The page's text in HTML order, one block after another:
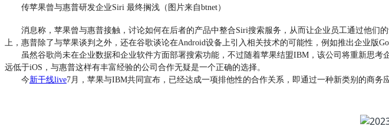
传苹果曾与惠普研发企业Siri 最终搁浅（图片来自btnet）
消息称，苹果曾与惠普接触，讨论如何在后者的产品中整合Siri搜索服务，从而让企业员工通过他们
上，惠普除了与苹果谈判之外，还在谷歌谈论在Android设备上引入相关技术的可能性，例如推出企业版
虽然谷歌尚未在企业数据和企业软件方面部署搜索功能，不过随着苹果结盟IBM，该公司将重新思考
远低于iOS，与惠普这样有丰富经验的公司合作无疑是一个正确的选择。
今新干线live7月，苹果与IBM共同宣布，已经达成一项排他性的合作关系，即通过一种新类别的商务